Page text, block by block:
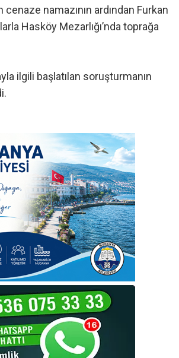
cenaze namazının ardından Furkan
Hasköy Mezarlığı’nda toprağa
ilgili başlatılan soruşturmanın